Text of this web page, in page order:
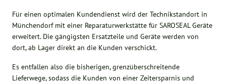
Für einen optimalen Kundendienst wird der Technikstandort in
Münchendorf mit einer Reparaturwerkstätte für SAROSEAL Geräte
erweitert. Die gängigsten Ersatzteile und Geräte werden von
dort, ab Lager direkt an die Kunden verschickt.
Es entfallen also die bisherigen, grenzüberschreitende
Lieferwege, sodass die Kunden von einer Zeitersparnis und